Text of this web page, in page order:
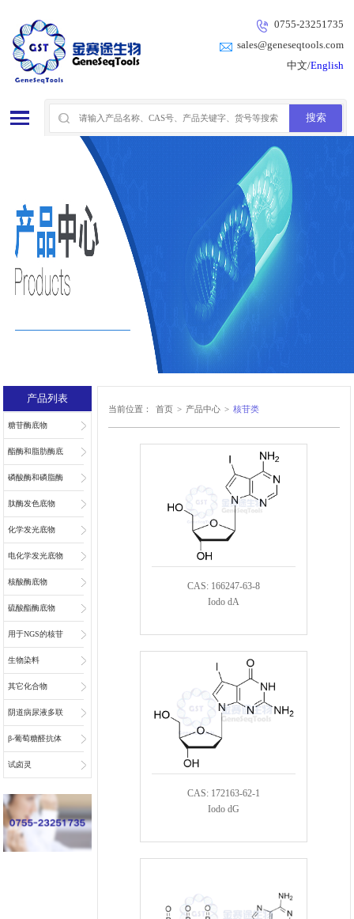
0755-23251735
sales@geneseqtools.com
中文/English
产品列表
糖苷酶底物
酯酶和脂肪酶底
物
磷酸酶和磷脂酶
底物
肽酶发色底物
化学发光底物
电化学发光底物
核酸酶底物
硫酸酯酶底物
用于NGS的核苷
和核苷酸
生物染料
其它化合物
阴道病尿液多联
检底物
β-葡萄糖醛抗体
偶联物连接子
试卤灵
当前位置： 首页 > 产品中心 > 核苷类
CAS: 166247-63-8
Iodo dA
CAS: 172163-62-1
Iodo dG